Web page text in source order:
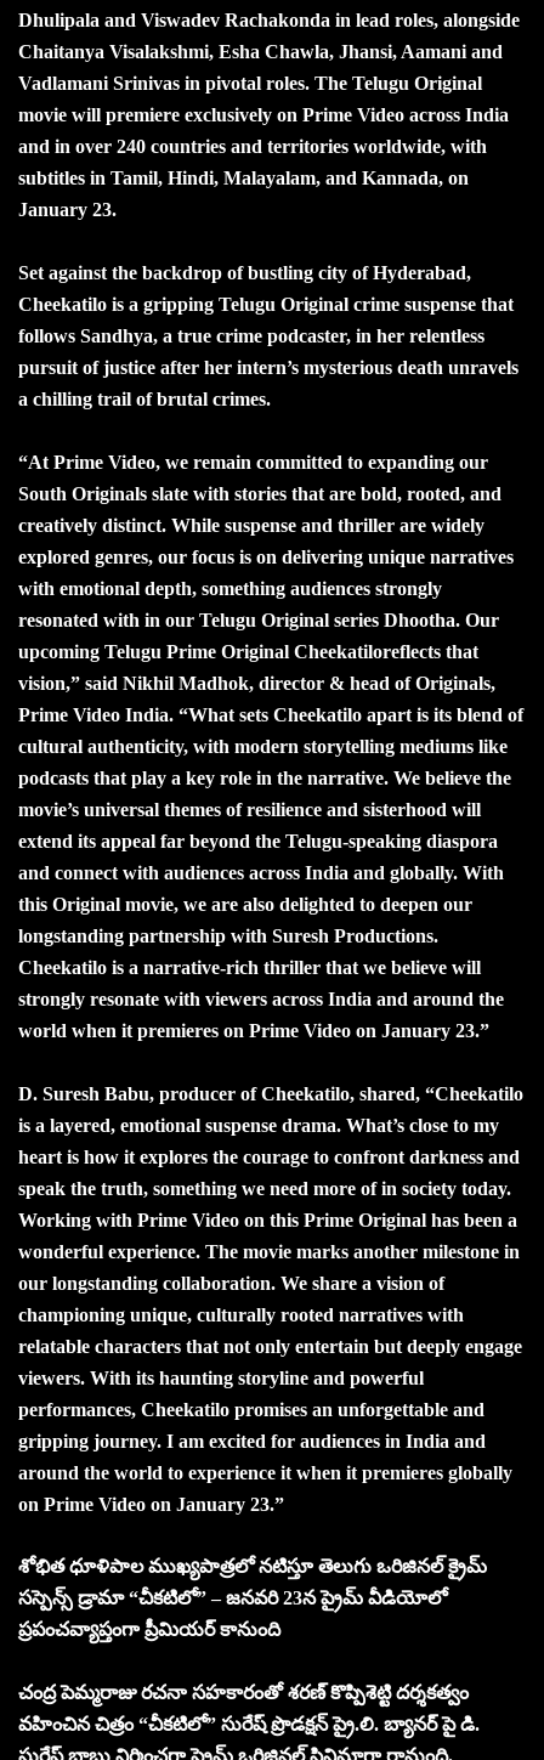
Dhulipala and Viswadev Rachakonda in lead roles, alongside
Chaitanya Visalakshmi, Esha Chawla, Jhansi, Aamani and
Vadlamani Srinivas in pivotal roles. The Telugu Original
movie will premiere exclusively on Prime Video across India
and in over 240 countries and territories worldwide, with
subtitles in Tamil, Hindi, Malayalam, and Kannada, on
January 23.
Set against the backdrop of bustling city of Hyderabad,
Cheekatilo is a gripping Telugu Original crime suspense that
follows Sandhya, a true crime podcaster, in her relentless
pursuit of justice after her intern’s mysterious death unravels
a chilling trail of brutal crimes.
“At Prime Video, we remain committed to expanding our
South Originals slate with stories that are bold, rooted, and
creatively distinct. While suspense and thriller are widely
explored genres, our focus is on delivering unique narratives
with emotional depth, something audiences strongly
resonated with in our Telugu Original series Dhootha. Our
upcoming Telugu Prime Original Cheekatiloreflects that
vision,” said Nikhil Madhok, director & head of Originals,
Prime Video India. “What sets Cheekatilo apart is its blend of
cultural authenticity, with modern storytelling mediums like
podcasts that play a key role in the narrative. We believe the
movie’s universal themes of resilience and sisterhood will
extend its appeal far beyond the Telugu-speaking diaspora
and connect with audiences across India and globally. With
this Original movie, we are also delighted to deepen our
longstanding partnership with Suresh Productions.
Cheekatilo is a narrative-rich thriller that we believe will
strongly resonate with viewers across India and around the
world when it premieres on Prime Video on January 23.”
D. Suresh Babu, producer of Cheekatilo, shared, “Cheekatilo
is a layered, emotional suspense drama. What’s close to my
heart is how it explores the courage to confront darkness and
speak the truth, something we need more of in society today.
Working with Prime Video on this Prime Original has been a
wonderful experience. The movie marks another milestone in
our longstanding collaboration. We share a vision of
championing unique, culturally rooted narratives with
relatable characters that not only entertain but deeply engage
viewers. With its haunting storyline and powerful
performances, Cheekatilo promises an unforgettable and
gripping journey. I am excited for audiences in India and
around the world to experience it when it premieres globally
on Prime Video on January 23.”
శోభిత ధూళిపాల ముఖ్యపాత్రలో నటిస్తూ తెలుగు ఒరిజినల్ క్రైమ్
సస్పెన్స్ డ్రామా “చీకటిలో” – జనవరి 23న ప్రైమ్ వీడియోలో
ప్రపంచవ్యాప్తంగా ప్రీమియర్ కానుంది
చంద్ర పెమ్మరాజు రచనా సహకారంతో శరణ్ కొప్పిశెట్టి దర్శకత్వం
వహించిన చిత్రం “చీకటిలో” సురేష్ ప్రొడక్షన్ ప్రై.లి. బ్యానర్ పై డి.
సురేష్ బాబు నిర్మించగా ప్రైమ్ ఒరిజినల్ సినిమాగా రానుంది.